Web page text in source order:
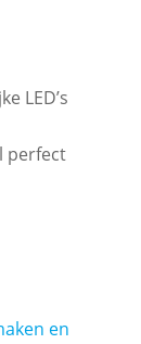
LED’s
perfect
en